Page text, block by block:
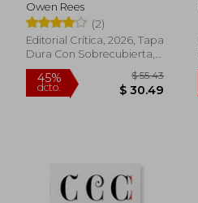
45%
dcto.
$ 45.47
$ 25.01
Owen Rees
(2)
Editorial Crítica, 2026, Tapa
Dura Con Sobrecubierta,
Nuevo